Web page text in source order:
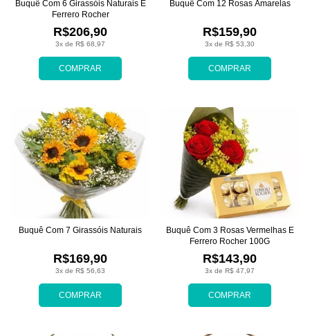
COMPRAR
3x de R$ 68,97
R$206,90
Buquê Com 6 Girassóis Naturais E
Ferrero Rocher
COMPRAR
3x de R$ 53,30
R$159,90
Buquê Com 12 Rosas Amarelas
COMPRAR
3x de R$ 56,63
R$169,90
Buquê Com 7 Girassóis Naturais
COMPRAR
3x de R$ 47,97
R$143,90
Buquê Com 3 Rosas Vermelhas E
Ferrero Rocher 100G